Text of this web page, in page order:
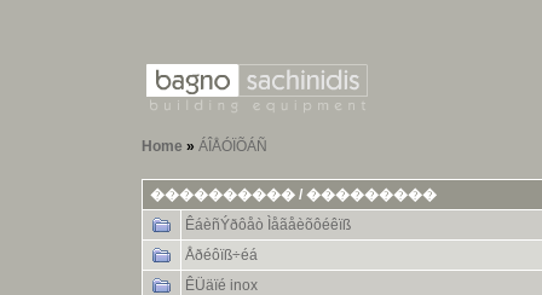
Home » ÁÎÅÓÏÕÁÑ
���������� / ���������
ÊáèñÝðôåò Ìåãåèõôéêïß
Åðéôïß÷éá
ÊÜäïé inox